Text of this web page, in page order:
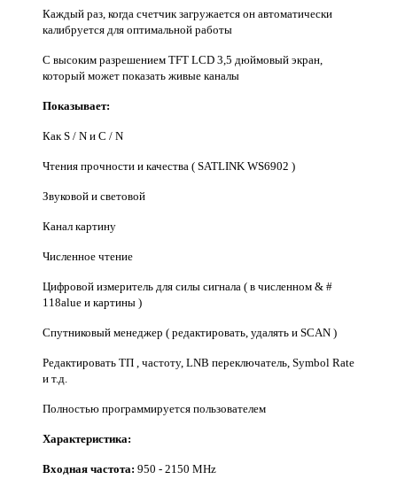
Каждый раз, когда счетчик загружается он автоматически
калибруется для оптимальной работы
С высоким разрешением TFT LCD 3,5 дюймовый экран,
который может показать живые каналы
Показывает:
Как S / N и C / N
Чтения прочности и качества ( SATLINK WS6902 )
Звуковой и световой
Канал картину
Численное чтение
Цифровой измеритель для силы сигнала ( в численном & #
118alue и картины )
Спутниковый менеджер ( редактировать, удалять и SCAN )
Редактировать ТП , частоту, LNB переключатель, Symbol Rate
и т.д.
Полностью программируется пользователем
Характеристика:
Входная частота: 950 - 2150 MHz